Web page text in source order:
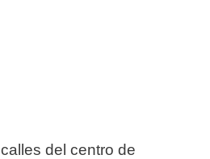
del centro de